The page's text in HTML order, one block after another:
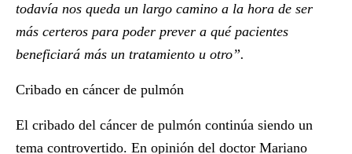
todavía nos queda un largo camino a la hora de ser
más certeros para poder prever a qué pacientes
beneficiará más un tratamiento u otro”.
Cribado en cáncer de pulmón
El cribado del cáncer de pulmón continúa siendo un
tema controvertido. En opinión del doctor Mariano